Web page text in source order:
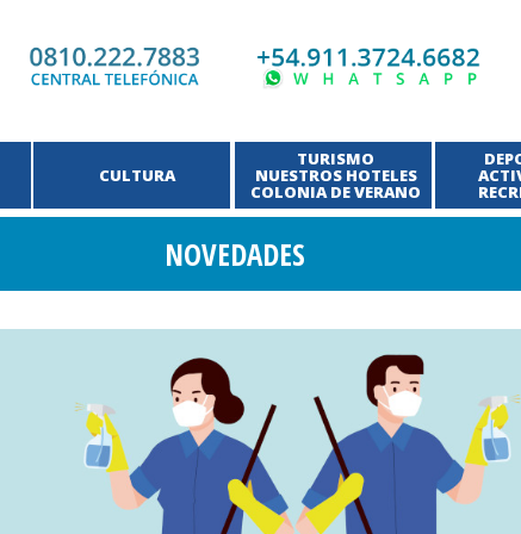
CULTURA
TURISMO
NUESTROS HOTELES
COLONIA DE VERANO
NOVEDADES